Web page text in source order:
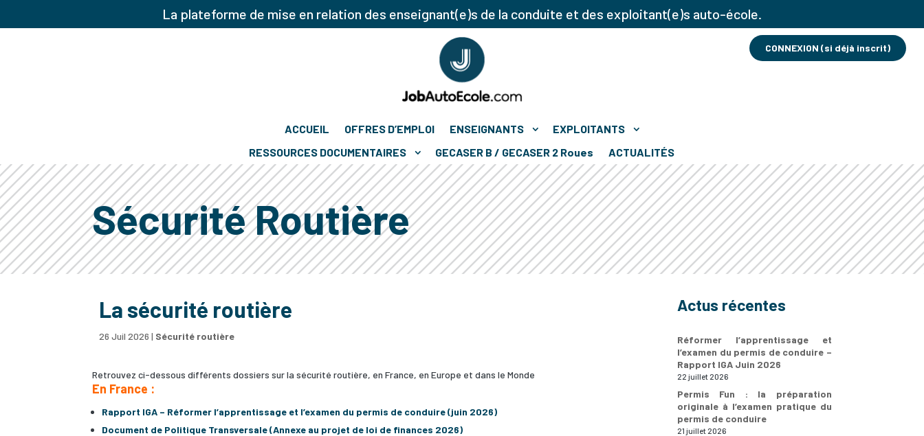
La plateforme de mise en relation des enseignant(e)s de la conduite et des exploitant(e)s auto-école.
ACCUEIL OFFRES D’EMPLOI ENSEIGNANTS
EXPLOITANTS
RESSOURCES DOCUMENTAIRES
GECASER B / GECASER 2 Roues ACTUALITÉS
CONNEXION (si déjà inscrit)
Sécurité Routière
La sécurité routière
26 Juil 2026 | Sécurité routière
Retrouvez ci-dessous différents dossiers sur la sécurité routière, en France, en Europe et dans le Monde
En France :
Rapport IGA – Réformer l’apprentissage et l’examen du permis de conduire (juin 2026)
Document de Politique Transversale (Annexe au projet de loi de finances 2026)
Actus récentes
Réformer l’apprentissage et
l’examen du permis de conduire –
Rapport IGA Juin 2026
22 juillet 2026
Permis Fun : la préparation
originale à l’examen pratique du
permis de conduire
21 juillet 2026